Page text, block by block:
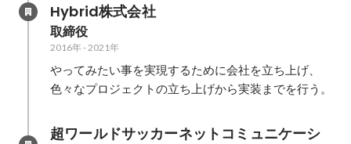
Hybrid株式会社
取締役
2016年- 2021年
やってみたい事を実現するために会社を立ち上げ、
色々なプロジェクトの立ち上げから実装までを行う。
超ワールドサッカーネットコミュニケーシ